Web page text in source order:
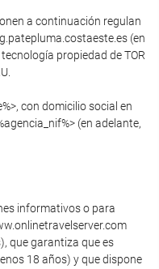
a continuación regulan
(en
propiedad de TOR
con domicilio social en
(en adelante,
informativos o para
que garantiza que es
18 años) y que dispone